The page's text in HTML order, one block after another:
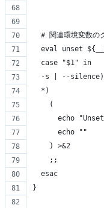
# 関連環境変数の
eval unset
  case "$1" in
-s | --
  *)
    (
echo
      echo ""
    ) >&2
    ;;
  esac
}